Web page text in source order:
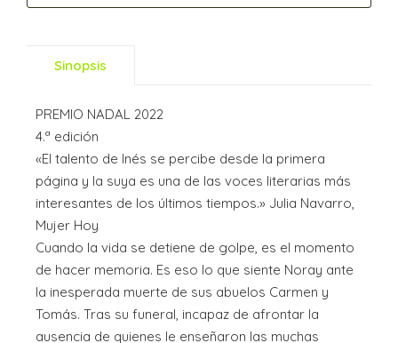
Sinopsis
PREMIO NADAL 2022
4.ª edición
«El talento de Inés se percibe desde la primera
página y la suya es una de las voces literarias más
interesantes de los últimos tiempos.» Julia Navarro,
Mujer Hoy
Cuando la vida se detiene de golpe, es el momento
de hacer memoria. Es eso lo que siente Noray ante
la inesperada muerte de sus abuelos Carmen y
Tomás. Tras su funeral, incapaz de afrontar la
ausencia de quienes le enseñaron las muchas